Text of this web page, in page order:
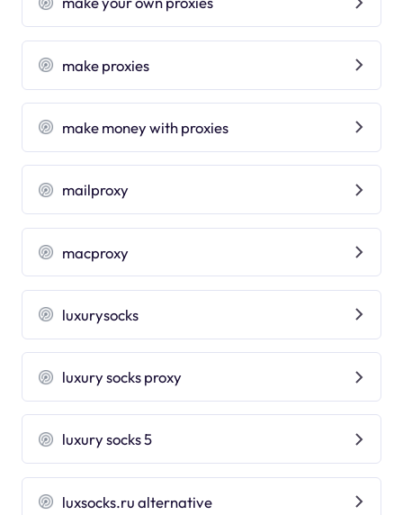
make proxies
make money with proxies
mailproxy
macproxy
luxurysocks
luxury socks proxy
luxury socks 5
luxsocks.ru alternative